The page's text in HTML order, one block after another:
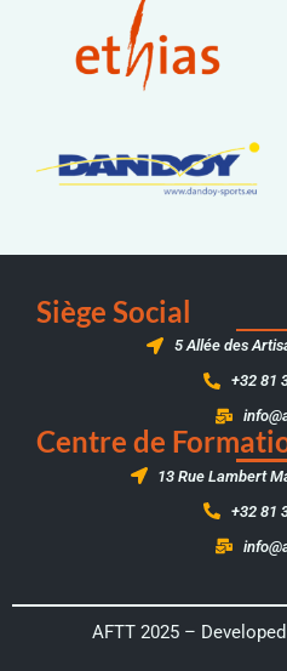
Siège Social
5 Allée des
+32 81
Centre de
13 Rue Lambert
+32 81
AFTT 2025 –